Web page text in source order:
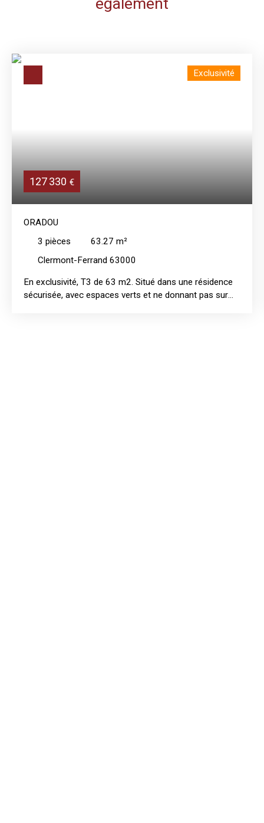
127 330 €
Exclusivité
ORADOU
3 pièces 63.27 m²
Clermont-Ferrand 63000
En exclusivité, T3 de 63 m2. Situé dans une résidence
sécurisée, avec espaces verts et ne donnant pas sur